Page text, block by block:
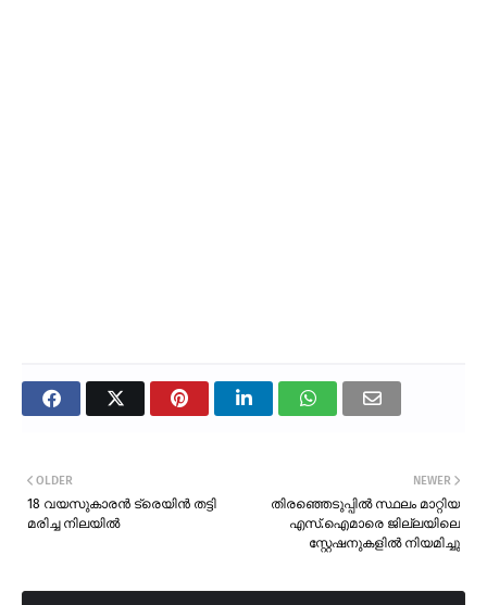
NEWER
തിരഞ്ഞെടുപ്പിൽ സ്ഥലം മാറ്റിയ
എസ്.ഐമാരെ ജില്ലയിലെ
സ്റ്റേഷനുകളിൽ നിയമിച്ചു
OLDER
18 വയസുകാരൻ ട്രെയിൻ തട്ടി
മരിച്ച നിലയിൽ